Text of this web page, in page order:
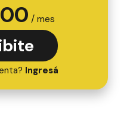
/ mes
Ingresá